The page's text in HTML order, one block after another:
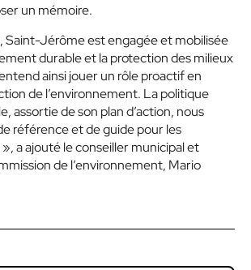
un mémoire.
Saint-Jérôme est engagée et mobilisée
durable et la protection des milieux
ainsi jouer un rôle proactif en
de l’environnement. La politique
assortie de son plan d’action, nous
référence et de guide pour les
a ajouté le conseiller municipal et
de l’environnement, Mario